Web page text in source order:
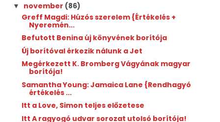
▼ november (86)
Greff Magdi: Húzós ​szerelem {Értékelés +
Nyeremén...
Befutott Benina új könyvének borítója
Új borítóval érkezik nálunk a Jet
Megérkezett K. Bromberg Vágyának magyar
borítója!
Samantha Young: Jamaica Lane {Rendhagyó
értékelés ...
Itt a Love, Simon teljes előzetese
Itt A ragyogó udvar sorozat utolsó borítója!